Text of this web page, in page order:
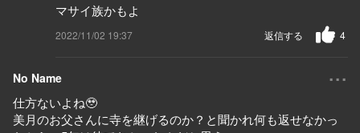
マサイ族かもよ
2022/11/02 19:37 4
返信する
No Name ...
仕方ないよね🥹
美月のお父さんに寺を継げるのか？と聞かれ何も返せなかっ